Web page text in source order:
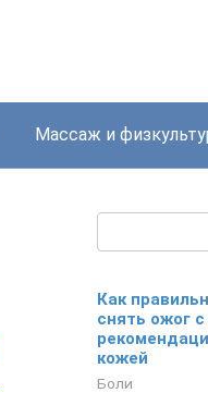
Массаж и
Как
снять ожог
кожей
Боли